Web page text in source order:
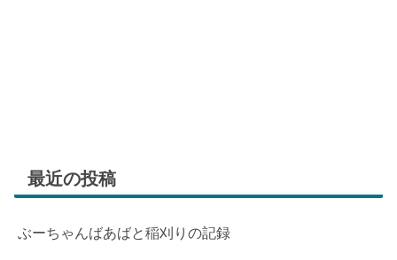
最近の投稿
ぶーちゃんばあばと稲刈りの記録